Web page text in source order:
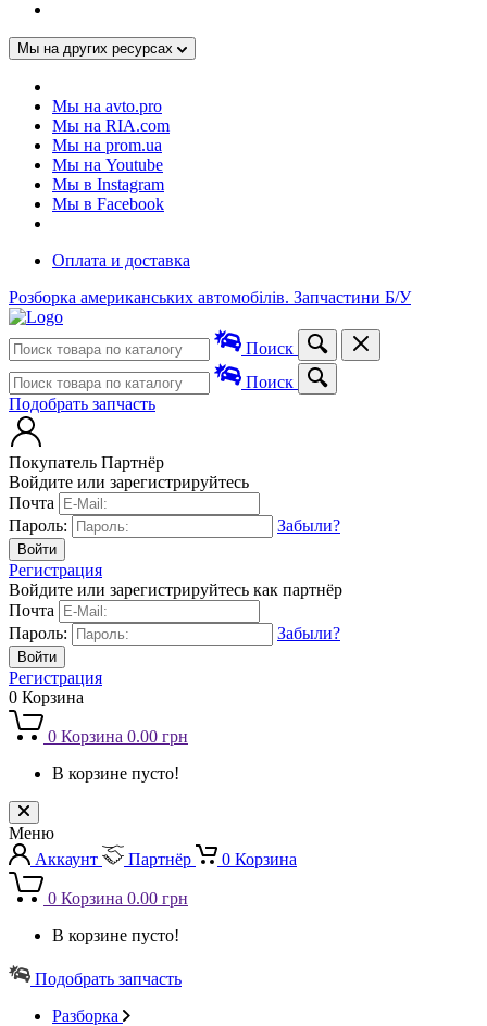
Мы на других ресурсах
Мы на avto.pro
Мы на RIA.com
Мы на prom.ua
Мы на Youtube
Мы в Instagram
Мы в Facebook
Оплата и доставка
Розборка американських автомобілів. Запчастини Б/У
Поиск
Поиск
Подобрать запчасть
Покупатель Партнёр
Войдите или зарегистрируйтесь
Почта
Пароль:
Забыли?
Регистрация
Войдите или зарегистрируйтесь как партнёр
Почта
Пароль:
Забыли?
Регистрация
0 Корзина
0 Корзина 0.00 грн
В корзине пусто!
Меню
Аккаунт
Партнёр 0 Корзина
0 Корзина 0.00 грн
В корзине пусто!
Подобрать запчасть
Разборка